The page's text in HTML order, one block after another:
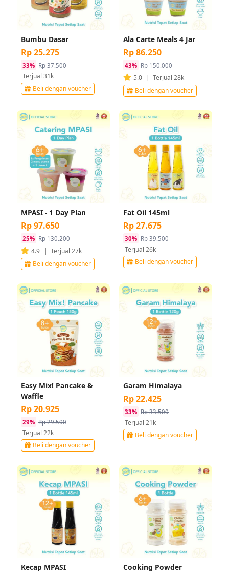
Bumbu Dasar
Rp 25.275
33% Rp 37.500
Terjual 31k
Beli dengan voucher
Ala Carte Meals 4 Jar
Rp 86.250
43% Rp 150.000
5.0 | Terjual 28k
Beli dengan voucher
MPASI - 1 Day Plan
Rp 97.650
25% Rp 130.200
4.9 | Terjual 27k
Beli dengan voucher
Fat Oil 145ml
Rp 27.675
30% Rp 39.500
Terjual 26k
Beli dengan voucher
Easy Mix! Pancake &
Waffle
Rp 20.925
29% Rp 29.500
Terjual 22k
Beli dengan voucher
Garam Himalaya
Rp 22.425
33% Rp 33.500
Terjual 21k
Beli dengan voucher
Kecap MPASI Cooking Powder